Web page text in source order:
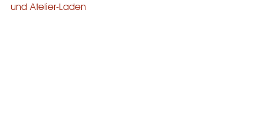
und Atelier-Laden